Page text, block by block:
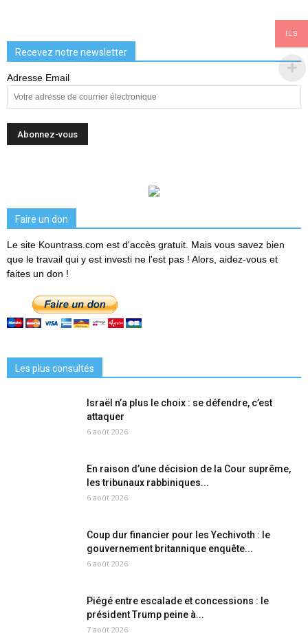
Recevez notre newsletter
Adresse Email
Faire un don
Le site Kountrass.com est d'accès gratuit. Mais vous savez bien
que le travail qui y est investi ne l'est pas ! Alors, aidez-vous et
faites un don !
Les plus consultés
Israël n’a plus le choix : se défendre, c’est
attaquer
6 août 2026
En raison d’une décision de la Cour suprême,
les tribunaux rabbiniques...
6 août 2026
Coup dur financier pour les Yechivoth : le
gouvernement britannique enquête...
6 août 2026
Piégé entre escalade et concessions : le
président Trump peine à...
7 août 2026
ILS